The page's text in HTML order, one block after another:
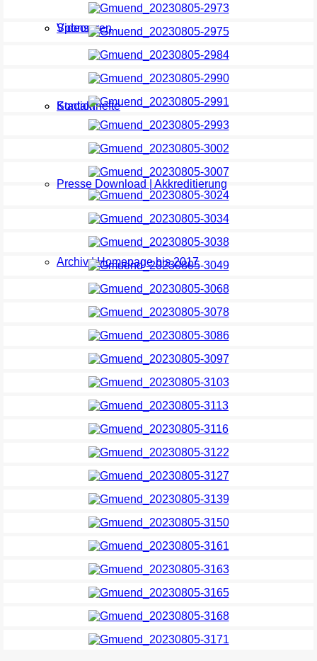
Sponsoren
Kontakt
Videos
Stadionhefte
Presse Download | Akkreditierung
Archiv | Homepage bis 2017